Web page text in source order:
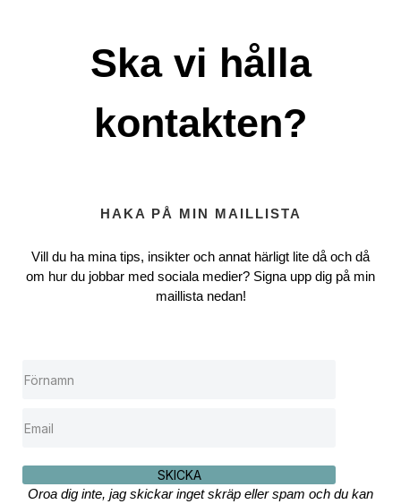
Ska vi hålla
kontakten?
HAKA PÅ MIN MAILLISTA
Vill du ha mina tips, insikter och annat härligt lite då och då
om hur du jobbar med sociala medier? Signa upp dig på min
maillista nedan!
SKICKA
Oroa dig inte, jag skickar inget skräp eller spam och du kan